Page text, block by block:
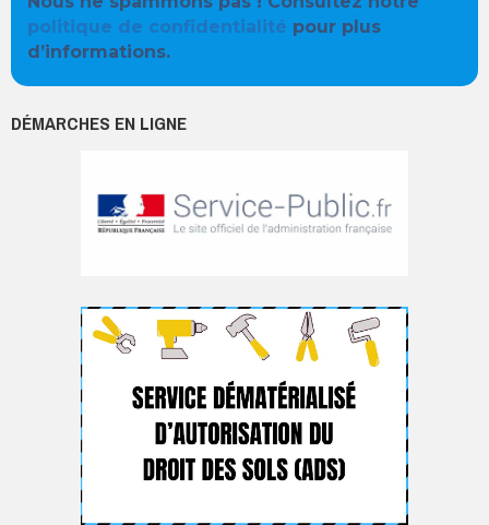
politique de confidentialité pour plus
d’informations.
DÉMARCHES EN LIGNE